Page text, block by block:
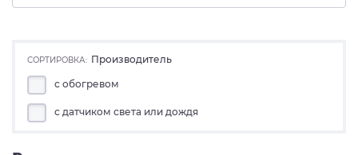
СОРТИРОВКА: Производитель
с обогревом
с датчиком света или дождя